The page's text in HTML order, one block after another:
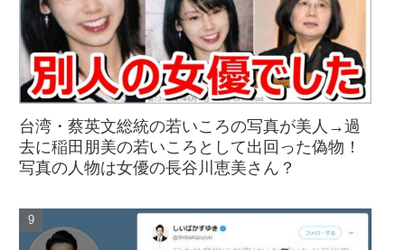
台湾・蔡英文総統の若いころの写真が美人→過
去に稲田朋美の若いころとして出回った偽物！
写真の人物は女優の長谷川恵美さん？